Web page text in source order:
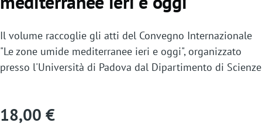
Il volume raccoglie gli atti del Convegno Internazionale
"Le zone umide mediterranee ieri e oggi", organizzato
presso l'Università di Padova dal Dipartimento di Scienze
18,00 €